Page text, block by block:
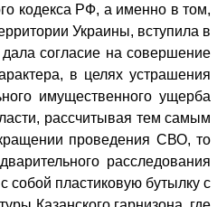
кодекса РФ, а именно в том,
Украины, вступила в
согласие на совершение
в целях устрашения
имущественного ущерба
рассчитывая тем самым
проведения СВО, то
расследования
собой пластиковую бутылку с